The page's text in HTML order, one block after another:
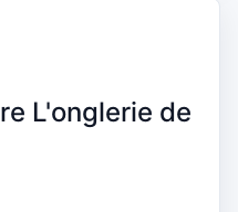
L'onglerie de